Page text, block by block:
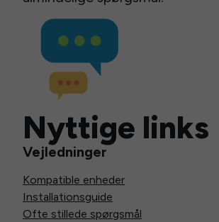
Nyttige links
Vejledninger
Kompatible enheder
Installationsguide
Ofte stillede spørgsmål